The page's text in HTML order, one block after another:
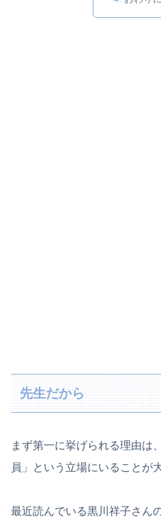
先生だから
まず第一に挙げられる理由は
員」という立場にいることが
最近読んでいる黒川祥子さん